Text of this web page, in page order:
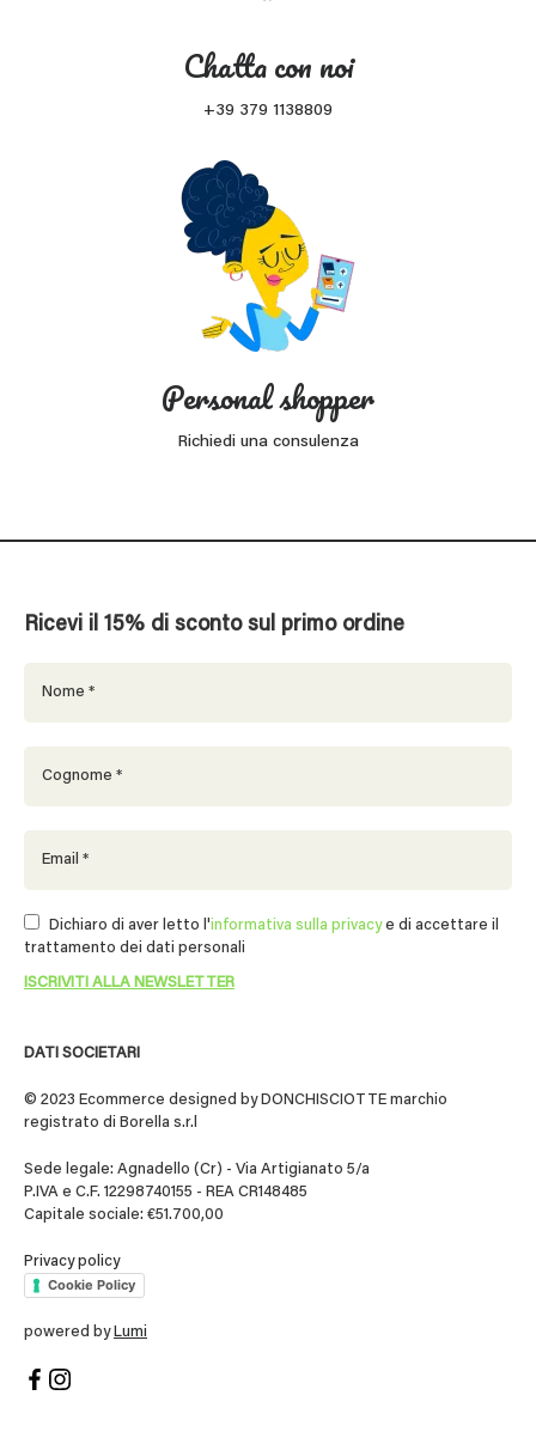
Chatta con noi
+39 379 1138809
Personal shopper
Richiedi una consulenza
DATI SOCIETARI
© 2023 Ecommerce designed by DONCHISCIOTTE marchio
registrato di Borella s.r.l
Sede legale: Agnadello (Cr) - Via Artigianato 5/a
P.IVA e C.F. 12298740155 - REA CR148485
Capitale sociale: €51.700,00
Privacy policy
Cookie Policy
powered by Lumi
Ricevi il 15% di sconto sul primo ordine
Dichiaro di aver letto l'informativa sulla privacye di accettare il
trattamento dei dati personali